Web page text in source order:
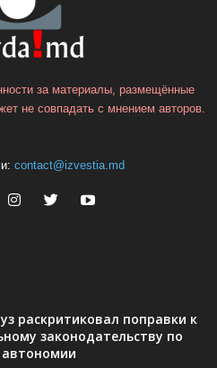
за материалы, размещённые
не совпадать с мнением авторов.
contact@izvestia.md
раскритиковал поправки к
законодательству по